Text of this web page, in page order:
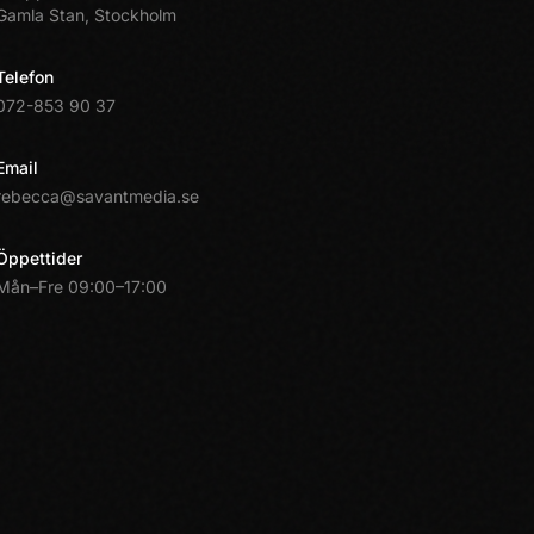
Stan, Stockholm
853 90 37
09:00–17:00